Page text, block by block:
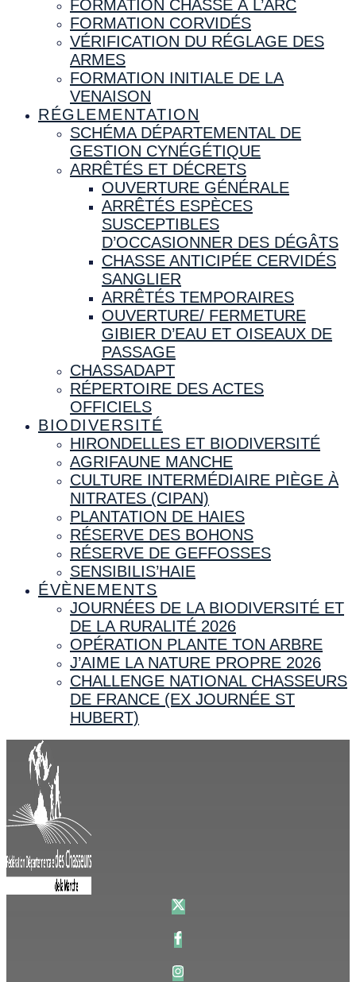
FORMATION CHASSE À L’ARC
FORMATION CORVIDÉS
VÉRIFICATION DU RÉGLAGE DES
ARMES
FORMATION INITIALE DE LA
VENAISON
RÉGLEMENTATION
SCHÉMA DÉPARTEMENTAL DE
GESTION CYNÉGÉTIQUE
ARRÊTÉS ET DÉCRETS
OUVERTURE GÉNÉRALE
ARRÊTÉS ESPÈCES
SUSCEPTIBLES
D’OCCASIONNER DES DÉGÂTS
CHASSE ANTICIPÉE CERVIDÉS
SANGLIER
ARRÊTÉS TEMPORAIRES
OUVERTURE/ FERMETURE
GIBIER D’EAU ET OISEAUX DE
PASSAGE
CHASSADAPT
RÉPERTOIRE DES ACTES
OFFICIELS
BIODIVERSITÉ
HIRONDELLES ET BIODIVERSITÉ
AGRIFAUNE MANCHE
CULTURE INTERMÉDIAIRE PIÈGE À
NITRATES (CIPAN)
PLANTATION DE HAIES
RÉSERVE DES BOHONS
RÉSERVE DE GEFFOSSES
SENSIBILIS’HAIE
ÉVÈNEMENTS
JOURNÉES DE LA BIODIVERSITÉ ET
DE LA RURALITÉ 2026
OPÉRATION PLANTE TON ARBRE
J’AIME LA NATURE PROPRE 2026
CHALLENGE NATIONAL CHASSEURS
DE FRANCE (EX JOURNÉE ST
HUBERT)